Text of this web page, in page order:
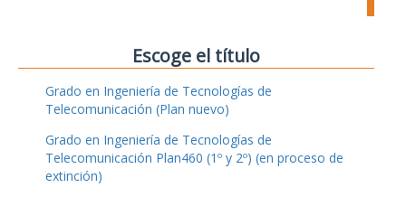
Escoge el título
Grado en Ingeniería de Tecnologías de
Telecomunicación (Plan nuevo)
Grado en Ingeniería de Tecnologías de
Telecomunicación Plan460 (1º y 2º) (en proceso de
extinción)